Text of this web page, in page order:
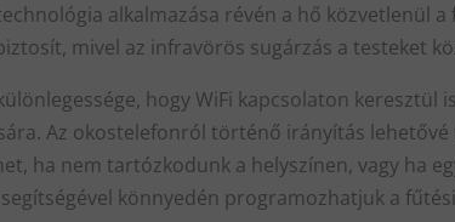
alkalmazása révén a hő közvetlenül
mivel az infravörös sugárzás a testeket
hogy WiFi kapcsolaton
Az okostelefonról történő irányítás
ha nem tartózkodunk a helyszínen, vagy ha
könnyedén programozhatjuk a